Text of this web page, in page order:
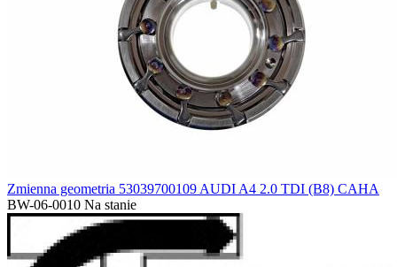
Zmienna geometria 53039700109 AUDI A4 2.0 TDI (B8) CAHA
BW-06-0010 Na stanie